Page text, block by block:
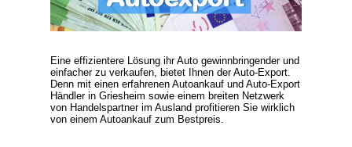
Eine effizientere Lösung ihr Auto gewinnbringender und
einfacher zu verkaufen, bietet Ihnen derAuto-Export.
Denn mit einen erfahrenen Autoankauf und Auto-Export
Händlerin Griesheim sowie einem breiten Netzwerk
von Handelspartner im Ausland profitieren Sie wirklich
von einem Autoankauf zum Bestpreis.